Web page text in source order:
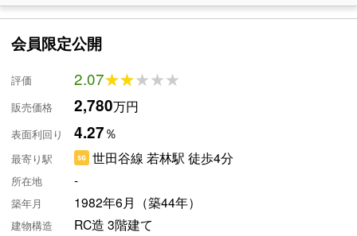
会員限定公開
評価 2.07★★★★★
★★★★★
販売価格 2,780万円
表面利回り 4.27％
最寄り駅 世田谷線 若林駅 徒歩4分
所在地 -
築年月 1982年6月（築44年）
建物構造 RC造 3階建て